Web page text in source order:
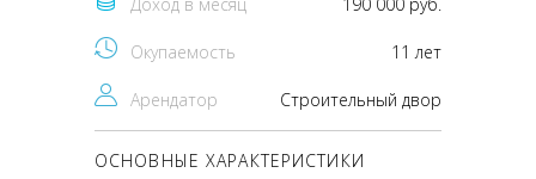
Окупаемость 11 лет
Арендатор Строительный двор
ОСНОВНЫЕ ХАРАКТЕРИСТИКИ